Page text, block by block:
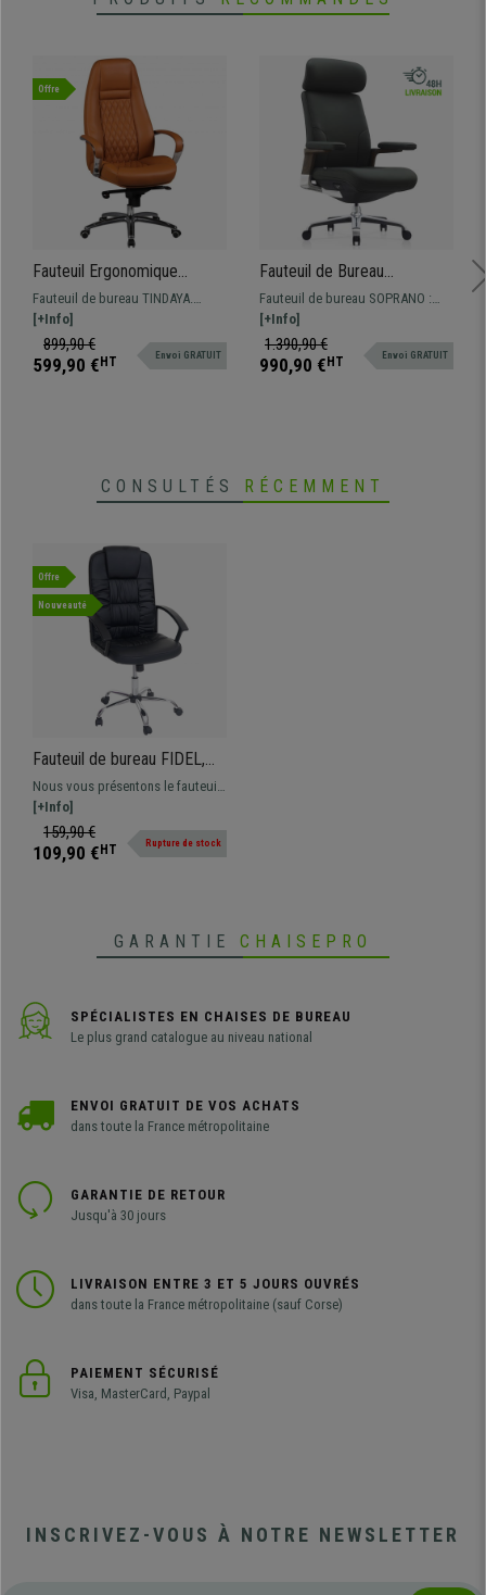
Offre
Fauteuil Ergonomique
TINDAYA, Design Exclusif,
Revêtement, en Cuir
authentique, Marron Clair
Fauteuil de bureau TINDAYA.
Design ergonomique et très
élégant avec des coutures
apparentes. Fabriqué avec des
[+Info]
899,90 €
599,90 € HT Envoi GRATUIT
Fauteuil de Bureau
SOPRANO, Excellente
Qualité, Design Raffiné et
Exclusif, Cuir Authentique,
Vert
Fauteuil de bureau SOPRANO :
offrez-vous le luxe en termes de
design, qualité et confort.
Utilisation professionnelle 8h.
[+Info]
1.390,90 €
990,90 € HT Envoi GRATUIT
CONSULTÉS RÉCEMMENT
Offre
Nouveauté
Fauteuil de bureau FIDEL,
Mécanisme Basculant,
Accoudoirs rabattables, Cuir,
Noir
Nous vous présentons le fauteuil
de bureau FIDEL: système
basculant, piétement en métal
résistant, cuir synthétique.
[+Info]
159,90 €
109,90 € HT Rupture de stock
GARANTIE CHAISEPRO
SPÉCIALISTES EN CHAISES DE BUREAU
Le plus grand catalogue au niveau national
ENVOI GRATUIT DE VOS ACHATS
dans toute la France métropolitaine
GARANTIE DE RETOUR
Jusqu'à 30 jours
LIVRAISON ENTRE 3 ET 5 JOURS OUVRÉS
dans toute la France métropolitaine (sauf Corse)
PAIEMENT SÉCURISÉ
Visa, MasterCard, Paypal
INSCRIVEZ-VOUS À NOTRE NEWSLETTER